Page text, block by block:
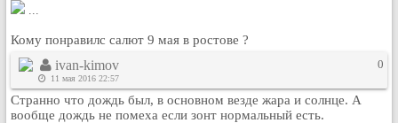
Данные авторизации одинаковые с
Форумы
Главная
Поиск
Новые сообщения
...
Кому понравилс салют 9 мая в ростове ?
ivan-kimov
11 мая 2016 22:57
0
Странно что дождь был, в основном везде жара и солнце. А
вообще дождь не помеха если зонт нормальный есть.